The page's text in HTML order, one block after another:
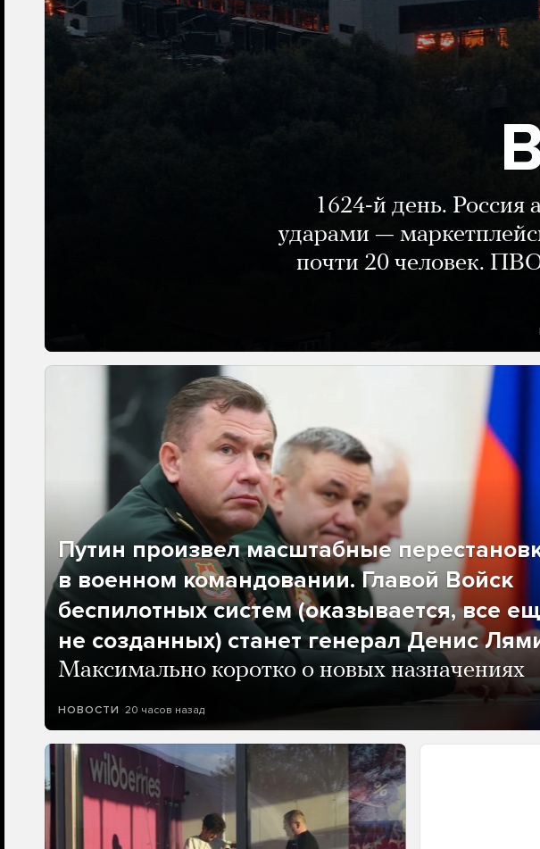
1624-й день. Россия
ударами —
почти 20 человек.
Путин произвел масштабные
в военном командовании. Главой Войск
беспилотных систем (оказывается, все
не созданных) станет генерал Денис
Максимально коротко о новых назначениях
НОВОСТИ 20 часов назад